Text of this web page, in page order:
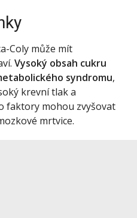
Coly může mít
Vysoký obsah cukru
syndromu,
krevní tlak a
faktory mohou zvyšovat
mrtvice.